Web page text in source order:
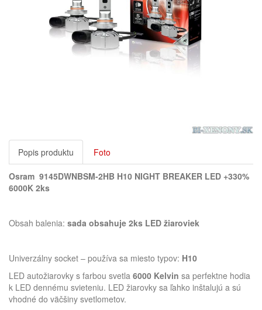
Popis produktu Foto
Osram 9145DWNBSM-2HB H10 NIGHT BREAKER LED +330%
6000K 2ks
Obsah balenia: sada obsahuje 2ks LED žiaroviek
Univerzálny socket – používa sa miesto typov: H10
LED autožiarovky s farbou svetla 6000 Kelvin sa perfektne hodia
k LED dennému svieteniu. LED žiarovky sa ľahko inštalujú a sú
vhodné do väčšiny svetlometov.